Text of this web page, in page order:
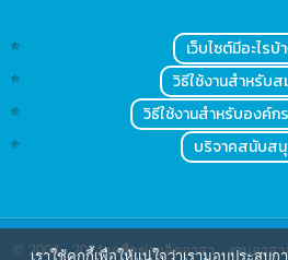
เว็บไซต์มีอะไรบ้
วิธีใช้งานสำหรับส
วิธีใช้งานสำหรับองค์ก
บริจาคสนับส
© 2004 - 2024เครือข่ายจิตอาสา : งานอาส
เราใช้คุกกี้เพื่อให้แน่ใจว่าเรามอบประส